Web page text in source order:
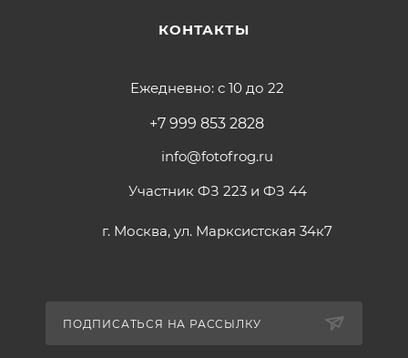
КОНТАКТЫ
Ежедневно: с 10 до 22
+7 999 853 2828
info@fotofrog.ru
Участник ФЗ 223 и ФЗ 44
г. Москва, ул. Марксистская 34к7
ПОДПИСАТЬСЯ НА РАССЫЛКУ